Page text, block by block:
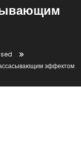
эффектом